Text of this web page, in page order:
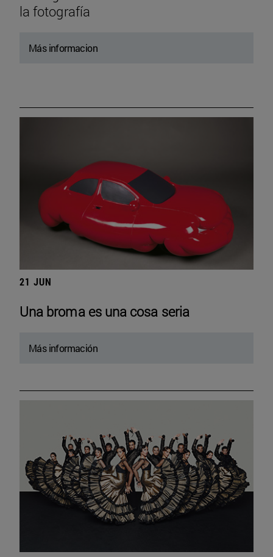
la fotografía
Más informacion
21 JUN
Una broma es una cosa seria
Más información